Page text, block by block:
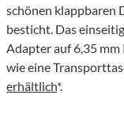
schönen klappbaren
besticht. Das
Adapter auf 6,35
wie eine
erhältlich*.